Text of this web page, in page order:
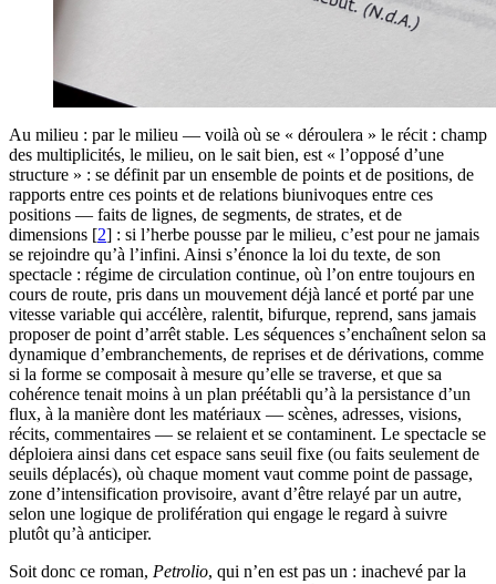
Au milieu : par le milieu — voilà où se « déroulera » le récit : champ
des multiplicités, le milieu, on le sait bien, est « l’opposé d’une
structure » : se définit par un ensemble de points et de positions, de
rapports entre ces points et de relations biunivoques entre ces
positions — faits de lignes, de segments, de strates, et de
dimensions [2] : si l’herbe pousse par le milieu, c’est pour ne jamais
se rejoindre qu’à l’infini. Ainsi s’énonce la loi du texte, de son
spectacle : régime de circulation continue, où l’on entre toujours en
cours de route, pris dans un mouvement déjà lancé et porté par une
vitesse variable qui accélère, ralentit, bifurque, reprend, sans jamais
proposer de point d’arrêt stable. Les séquences s’enchaînent selon sa
dynamique d’embranchements, de reprises et de dérivations, comme
si la forme se composait à mesure qu’elle se traverse, et que sa
cohérence tenait moins à un plan préétabli qu’à la persistance d’un
flux, à la manière dont les matériaux — scènes, adresses, visions,
récits, commentaires — se relaient et se contaminent. Le spectacle se
déploiera ainsi dans cet espace sans seuil fixe (ou faits seulement de
seuils déplacés), où chaque moment vaut comme point de passage,
zone d’intensification provisoire, avant d’être relayé par un autre,
selon une logique de prolifération qui engage le regard à suivre
plutôt qu’à anticiper.
Soit donc ce roman, Petrolio, qui n’en est pas un : inachevé par la